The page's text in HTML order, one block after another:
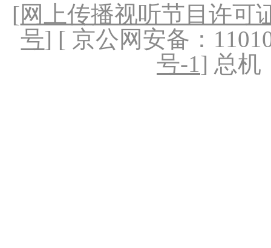
[网上传播视听节目许可
号] [ 京公网安备：
号-1] 总机